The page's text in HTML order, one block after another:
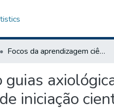
Focos da aprendizagem ciêntifica como guias axiológicas para a formação docente e para a prática de atividades de iniciação científica na escola
iniciação